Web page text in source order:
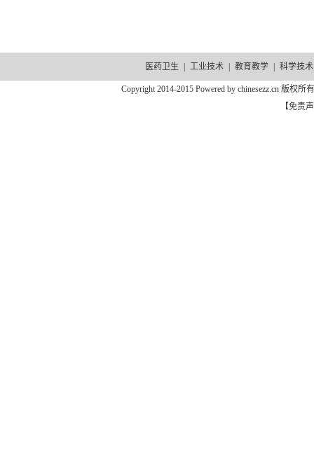
医药卫生 工业技术 教育教学 科学技术
Copyright 2014-2015 Powered by chinesezz.cn 版权
【免责